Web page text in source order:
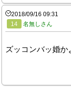
2018/09/16 09:31
14
名無しさん
ズッコンバッ婚か